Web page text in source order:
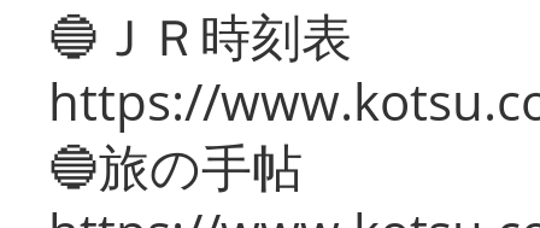
🔵ＪＲ時刻表
https://
🔵旅の手帖